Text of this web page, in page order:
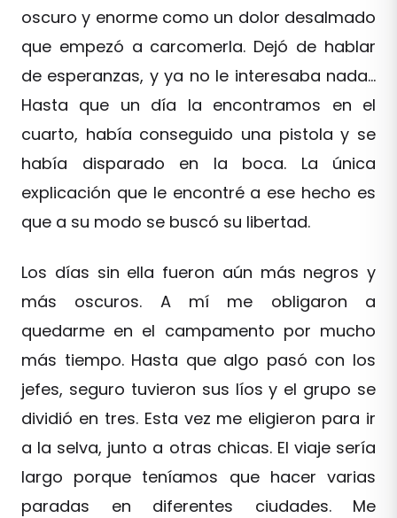
oscuro y enorme como un dolor desalmado
que empezó a carcomerla. Dejó de hablar
de esperanzas, y ya no le interesaba nada…
Hasta que un día la encontramos en el
cuarto, había conseguido una pistola y se
había disparado en la boca. La única
explicación que le encontré a ese hecho es
que a su modo se buscó su libertad.
Los días sin ella fueron aún más negros y
más oscuros. A mí me obligaron a
quedarme en el campamento por mucho
más tiempo. Hasta que algo pasó con los
jefes, seguro tuvieron sus líos y el grupo se
dividió en tres. Esta vez me eligieron para ir
a la selva, junto a otras chicas. El viaje sería
largo porque teníamos que hacer varias
paradas en diferentes ciudades. Me